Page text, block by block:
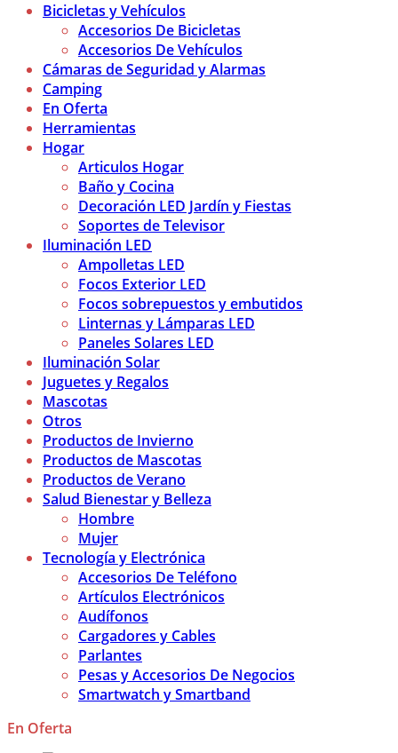
Bicicletas y Vehículos
Accesorios De Bicicletas
Accesorios De Vehículos
Cámaras de Seguridad y Alarmas
Camping
En Oferta
Herramientas
Hogar
Articulos Hogar
Baño y Cocina
Decoración LED Jardín y Fiestas
Soportes de Televisor
Iluminación LED
Ampolletas LED
Focos Exterior LED
Focos sobrepuestos y embutidos
Linternas y Lámparas LED
Paneles Solares LED
Iluminación Solar
Juguetes y Regalos
Mascotas
Otros
Productos de Invierno
Productos de Mascotas
Productos de Verano
Salud Bienestar y Belleza
Hombre
Mujer
Tecnología y Electrónica
Accesorios De Teléfono
Artículos Electrónicos
Audífonos
Cargadores y Cables
Parlantes
Pesas y Accesorios De Negocios
Smartwatch y Smartband
En Oferta